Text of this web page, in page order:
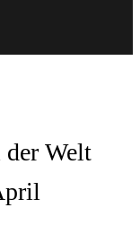
Welt